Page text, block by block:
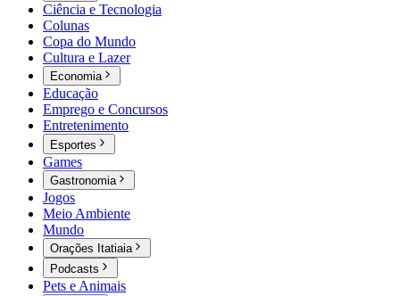
Ciência e Tecnologia
Colunas
Copa do Mundo
Cultura e Lazer
Economia
Educação
Emprego e Concursos
Entretenimento
Esportes
Games
Gastronomia
Jogos
Meio Ambiente
Mundo
Orações Itatiaia
Podcasts
Pets e Animais